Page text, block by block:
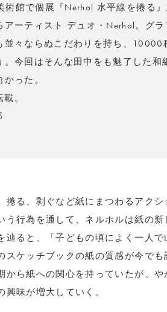
館で個展『Nerhol 水平線を捲る
ーティスト デュオ・Nerhol。グ
並々ならぬこだわりを持ち、10000
今回はそんな田中をも魅了した和
った。
。
捲る、剥ぐなど紙にまつわるアク
う行為を通して、ネルホルは紙の
辿ると、「子どもの頃によく一人
スケッチブックの紙の質感が今で
から紙への関心を持っていたが、
味が増大していく。